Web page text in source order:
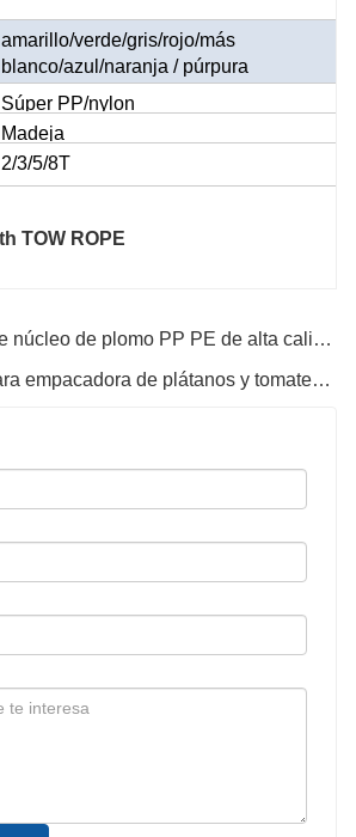
amarillo/verde/gris/rojo/más
blanco/azul/naranja / púrpura
Súper PP/nylon
Madeja
2/3/5/8T
anterior : Cuerda de núcleo de plomo PP PE de alta calidad
siguiente : Guita para empacadora de plátanos y tomates de hilo PP